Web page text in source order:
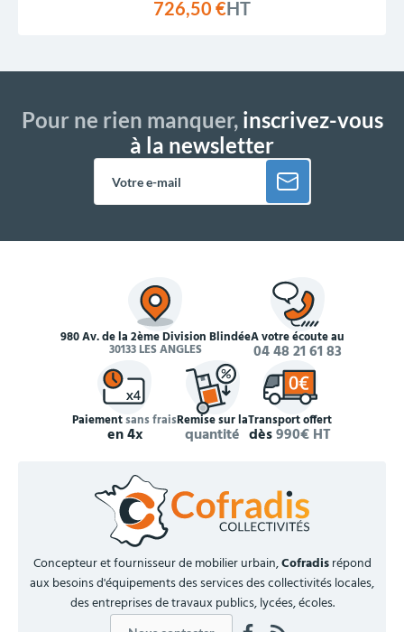
726,50 €HT
Pour ne rien manquer,inscrivez-vous
à la newsletter
980 Av. de la 2ème Division Blindée
30133 LES ANGLES
À votre écoute au
04 48 21 61 83
Paiementsans frais
en 4x
Remise sur la
quantité
Transport offert
dès990€ HT
Concepteur et fournisseur de mobilier urbain,Cofradisrépond
aux besoins d'équipements des services des collectivités locales,
des entreprises de travaux publics, lycées, écoles.